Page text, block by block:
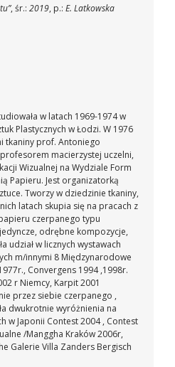
”, śr.: 2019, p.: E. Latkowska
w latach 1969-1974 w
Plastycznych w Łodzi. W 1976
tkaniny prof. Antoniego
macierzystej uczelni,
Wizualnej na Wydziale Form
Papieru. Jest organizatorką
Tworzy w dziedzinie tkaniny,
latach skupia się na pracach z
czerpanego typu
odrębne kompozycje,
udział w licznych wystawach
m/innymi 8 Międzynarodowe
Convergens 1994 ,1998r.
r Niemcy, Karpit 2001
przez siebie czerpanego ,
dwukrotnie wyróżnienia na
w Japonii Contest 2004 , Contest
/Manggha Kraków 2006r,
Galerie Villa Zanders Bergisch